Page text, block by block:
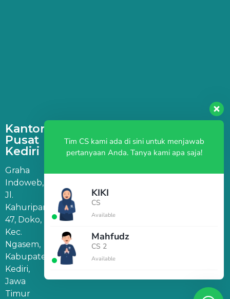
Kantor
Pusat
Kediri
Graha
Indoweb,
Jl.
Kahuripan
47, Doko,
Kec.
Ngasem,
Kabupaten
Kediri,
Jawa
Timur
Tim CS kami ada di sini untuk menjawab
pertanyaan Anda. Tanya kami apa saja!
KIKI
CS
Available
Mahfudz
CS 2
Available